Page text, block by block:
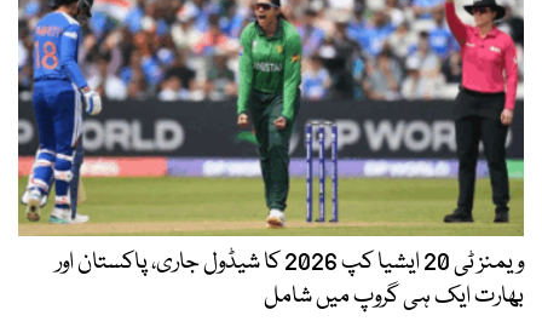
ویمنز ٹی 20 ایشیا کپ 2026 کا شیڈول جاری، پاکستان اور
بھارت ایک ہی گروپ میں شامل